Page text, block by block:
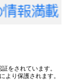
をされています。
より保護されます。